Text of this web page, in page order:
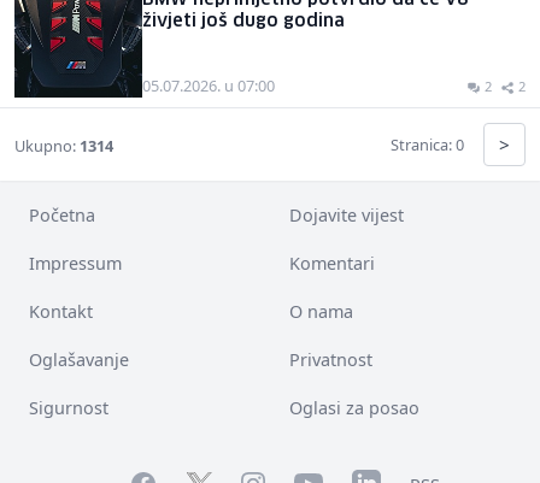
živjeti još dugo godina
05.07.2026. u 07:00 2 2
Ukupno: 1314 Stranica: 0 >
Početna Dojavite vijest
Impressum Komentari
Kontakt O nama
Oglašavanje Privatnost
Sigurnost Oglasi za posao